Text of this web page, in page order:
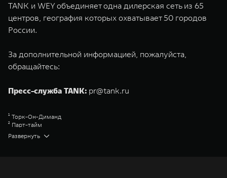
TANK и WEY объединяет одна дилерская сеть из 65
центров, география которых охватывает 50 городов
России.
За дополнительной информацией, пожалуйста,
обращайтесь:
Пресс-служба TANK: pr@tank.ru
¹ Торк-Он-Диманд
² Парт-тайм
³ Адвенчер
⁴ Премиум
Развернуть